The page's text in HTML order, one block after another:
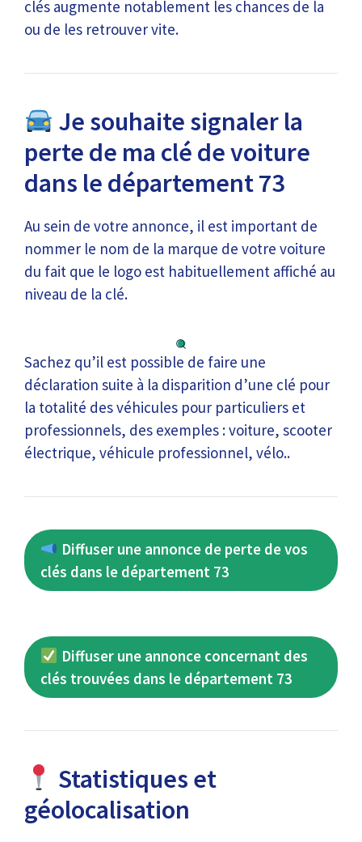
clés augmente notablement les chances de la
ou de les retrouver vite.
Je souhaite signaler la
perte de ma clé de voiture
dans le département 73
Au sein de votre annonce, il est important de
nommer le nom de la marque de votre voiture
du fait que le logo est habituellement affiché au
niveau de la clé.
Sachez qu’il est possible de faire une
déclaration suite à la disparition d’une clé pour
la totalité des véhicules pour particuliers et
professionnels, des exemples : voiture, scooter
électrique, véhicule professionnel, vélo..
Diffuser une annonce de perte de vos
clés dans le département 73
Diffuser une annonce concernant des
clés trouvées dans le département 73
Statistiques et
géolocalisation